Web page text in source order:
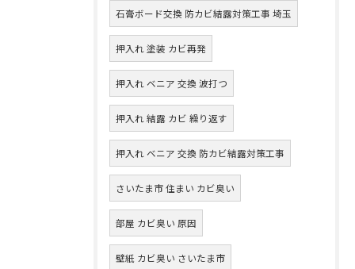
石膏ボード交換 防カビ結露対策工事 埼玉
押入れ 塗装 カビ再発
押入れ ベニア 交換 波打つ
押入れ 結露 カビ 繰り返す
押入れ ベニア 交換 防カビ結露対策工事
さいたま市 住まい カビ臭い
部屋 カビ臭い 原因
壁紙 カビ臭い さいたま市